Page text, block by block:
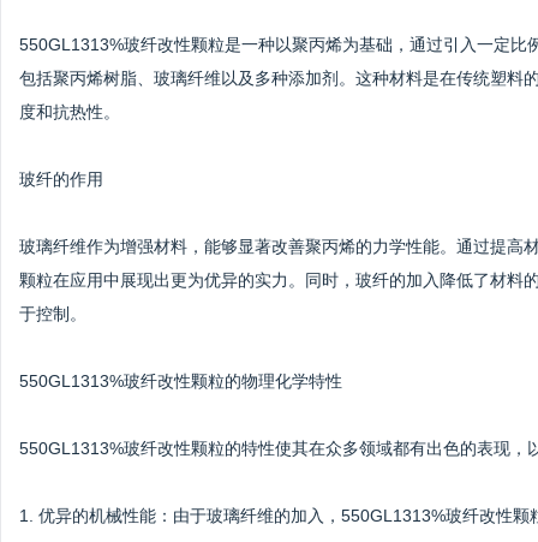
550GL1313%玻纤改性颗粒是一种以聚丙烯为基础，通过引入一定
包括聚丙烯树脂、玻璃纤维以及多种添加剂。这种材料是在传统塑料
度和抗热性。
玻纤的作用
玻璃纤维作为增强材料，能够显著改善聚丙烯的力学性能。通过提
颗粒在应用中展现出更为优异的实力。同时，玻纤的加入降低了材料
于控制。
550GL1313%玻纤改性颗粒的物理化学特性
550GL1313%玻纤改性颗粒的特性使其在众多领域都有出色的表现，
1. 优异的机械性能：由于玻璃纤维的加入，550GL1313%玻纤改性